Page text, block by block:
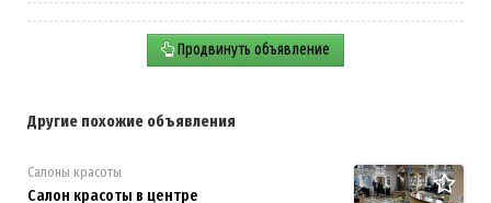
Продвинуть объявление
Другие похожие объявления
Салоны красоты
Салон красоты в центре